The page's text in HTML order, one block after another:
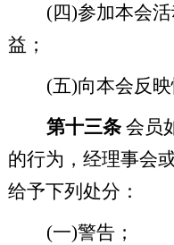
(四)参加本会
益；
(五)向本会反映
第十三条会员
的行为，经理事会
给予下列处分：
(一)警告；